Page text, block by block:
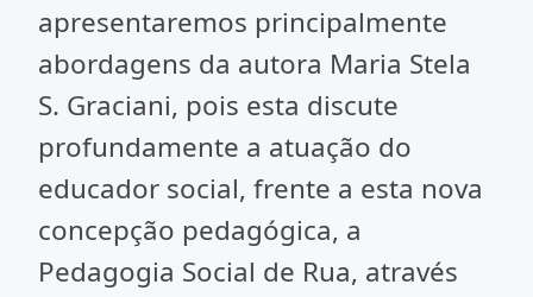
apresentaremos principalmente
abordagens da autora Maria Stela
S. Graciani, pois esta discute
profundamente a atuação do
educador social, frente a esta nova
concepção pedagógica, a
Pedagogia Social de Rua, através